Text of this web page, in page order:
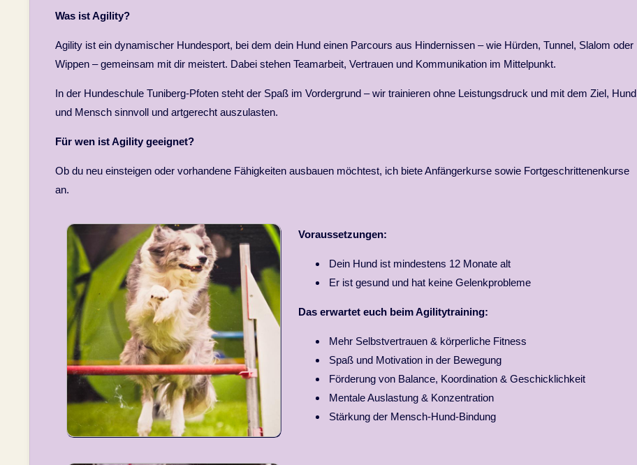
Was ist Agility?
Agility ist ein dynamischer Hundesport, bei dem dein Hund einen Parcours aus Hindernissen – wie Hürden, Tunnel, Slalom oder
Wippen – gemeinsam mit dir meistert. Dabei stehen Teamarbeit, Vertrauen und Kommunikation im Mittelpunkt.
In der Hundeschule Tuniberg-Pfoten steht der Spaß im Vordergrund – wir trainieren ohne Leistungsdruck und mit dem Ziel, Hund
und Mensch sinnvoll und artgerecht auszulasten.
Für wen ist Agility geeignet?
Ob du neu einsteigen oder vorhandene Fähigkeiten ausbauen möchtest, ich biete Anfängerkurse sowie Fortgeschrittenenkurse
an.
Voraussetzungen:
Dein Hund ist mindestens 12 Monate alt
Er ist gesund und hat keine Gelenkprobleme
Das erwartet euch beim Agilitytraining:
Mehr Selbstvertrauen & körperliche Fitness
Spaß und Motivation in der Bewegung
Förderung von Balance, Koordination & Geschicklichkeit
Mentale Auslastung & Konzentration
Stärkung der Mensch-Hund-Bindung